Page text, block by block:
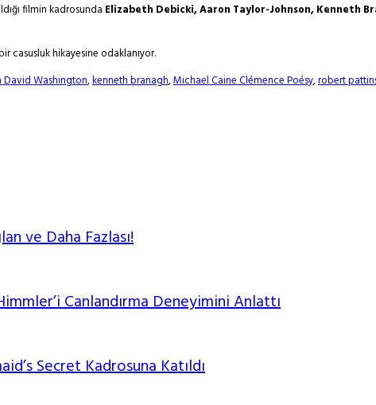
filmin kadrosunda Elizabeth Debicki, Aaron Taylor-Johnson, Kenneth
casusluk hikayesine odaklanıyor.
David Washington,kenneth branagh,Michael Caine Clémence Poésy,robert
ve Daha Fazlası!
Canlandırma Deneyimini Anlattı
Secret Kadrosuna Katıldı